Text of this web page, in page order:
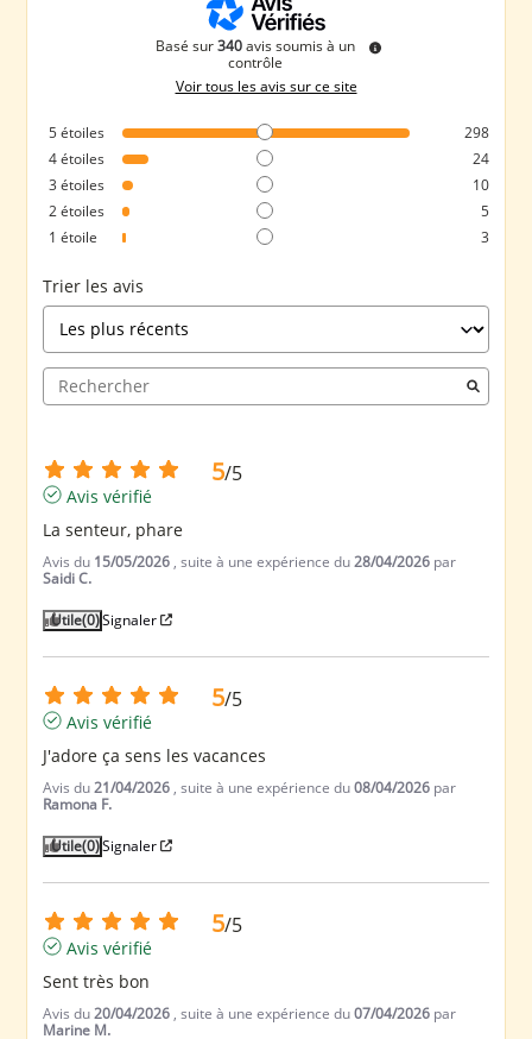
Basé sur340avis soumis à un
contrôle
Voir tous les avis sur ce site
5étoiles
298
4étoiles
24
3étoiles
10
2étoiles
5
1étoile 3
Trier les avis
5/5
Avis vérifié
La senteur, phare
Avis du 15/05/2026 , suite à une expérience du28/04/2026 par
Saidi C.
Utile(0)Signaler
5/5
Avis vérifié
J'adore ça sens les vacances
Avis du21/04/2026 , suite à une expérience du08/04/2026 par
Ramona F.
Utile(0)Signaler
5/5
Avis vérifié
Sent très bon
Avis du20/04/2026 , suite à une expérience du07/04/2026 par
Marine M.